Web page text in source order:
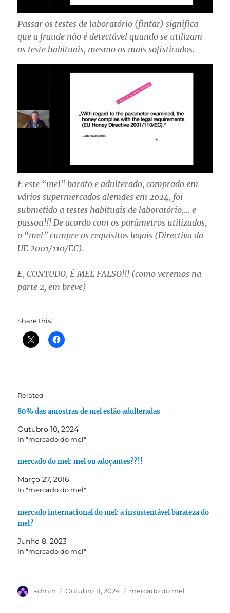
Passar os testes de laboratório (fintar) significa
que a fraude não é detectável quando se utilizam
os teste habituais, mesmo os mais sofisticados.
E este “mel” barato e adulterado, comprado em
vários supermercados alemães em 2024, foi
submetido a testes habituais de laboratório,… e
passou!!! De acordo com os parâmetros utilizados,
o “mel” cumpre os requisitos legais (Directiva da
UE 2001/110/EC).
E, CONTUDO, É MEL FALSO!!! (como veremos na
parte 2, em breve)
Share this:
Related
80% das amostras de mel estão adulteradas
Outubro 10, 2024
In "mercado do mel"
mercado do mel: mel ou adoçantes??!!
Março 27, 2016
In "mercado do mel"
mercado internacional do mel: a insustentável barateza do
mel?
Junho 8, 2023
In "mercado do mel"
Autor
admin
Publicado
Outubro 11, 2024 Categorias
mercado do mel